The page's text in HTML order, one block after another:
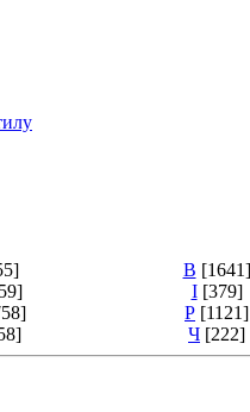
В [1641]
І [379]
Р [1121]
Ч [222]